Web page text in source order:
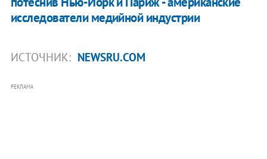
исследователи медийной индустрии
ИСТОЧНИК: NEWSRU.COM
РЕКЛАМА